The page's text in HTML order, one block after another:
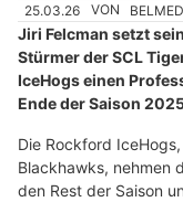
25.03.26 VON
Jiri Felcman setzt
Stürmer der SCL
IceHogs einen
Ende der Saison
Die Rockford
Blackhawks, nehmen
den Rest der Saison